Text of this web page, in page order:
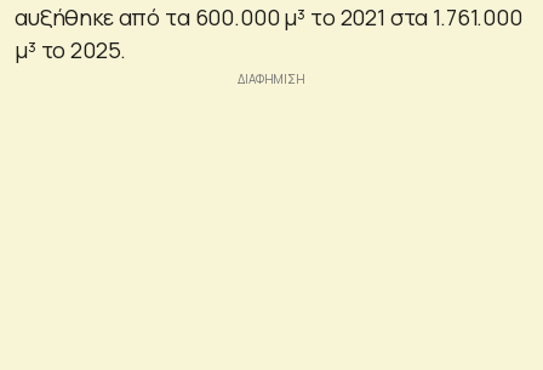
αυξήθηκε από τα 600.000 μ³ το 2021 στα 1.761.000
μ³ το 2025.